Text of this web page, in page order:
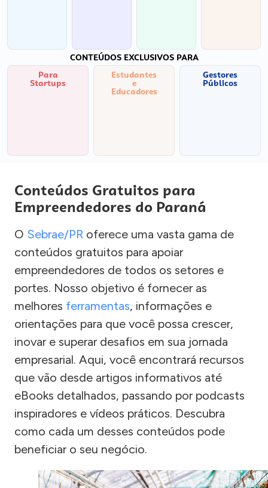
CONTEÚDOS EXCLUSIVOS PARA
Para
Startups
Estudantes
e
Educadores
Gestores
Públicos
Conteúdos Gratuitos para
Empreendedores do Paraná
O Sebrae/PR oferece uma vasta gama de
conteúdos gratuitos para apoiar
empreendedores de todos os setores e
portes. Nosso objetivo é fornecer as
melhores ferramentas, informações e
orientações para que você possa crescer,
inovar e superar desafios em sua jornada
empresarial. Aqui, você encontrará recursos
que vão desde artigos informativos até
eBooks detalhados, passando por podcasts
inspiradores e vídeos práticos. Descubra
como cada um desses conteúdos pode
beneficiar o seu negócio.